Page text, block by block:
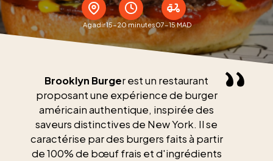
Agadir15-20 minutes07-15 MAD
Brooklyn Burger est un restaurant
proposant une expérience de burger
américain authentique, inspirée des
saveurs distinctives de New York. Il se
caractérise par des burgers faits à partir
de 100% de bœuf frais et d'ingrédients